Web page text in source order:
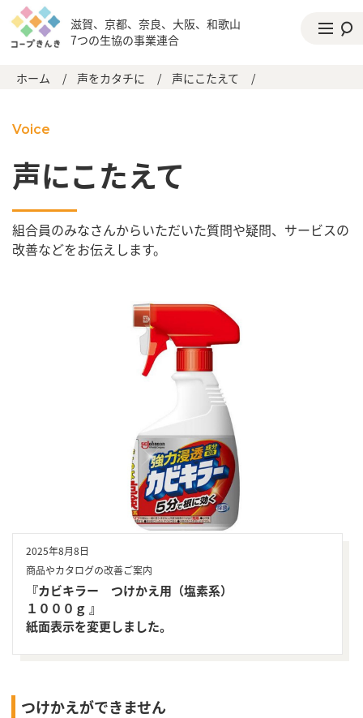
滋賀、京都、奈良、大阪、和歌山
7つの生協の事業連合
ホーム / 声をカタチに / 声にこたえて /
Voice
声にこたえて
組合員のみなさんからいただいた質問や疑問、サービスの
改善などをお伝えします。
2025年8月8日
商品やカタログの改善ご案内
『カビキラー つけかえ用（塩素系）
１０００ｇ 』
紙面表示を変更しました。
つけかえができません